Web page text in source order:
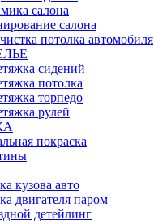
салона
салона
потолка автомобиля
сидений
потолка
торпедо
рулей
покраска
кузова авто
двигателя паром
детейлинг